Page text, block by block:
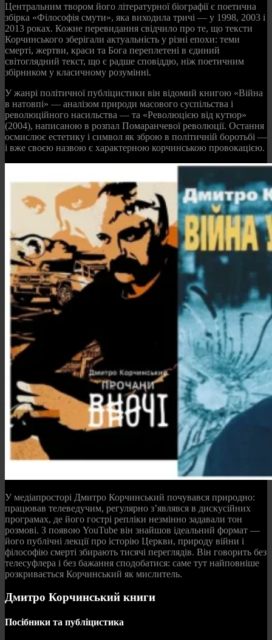
Центральним твором його літературної біографії є поетична
збірка «Філософія смути», яка виходила тричі — у 1998, 2003 і
2013 роках. Кожне перевидання свідчило про те, що тексти
Корчинського зберігали актуальність у різні епохи: теми
смерті, жертви, краси та Бога переплетені в єдиний
світоглядний текст, що є радше сповіддю, ніж поетичним
збірником у класичному розумінні.
У жанрі політичної публіцистики він відомий книгою «Війна
в натовпі» — аналізом природи масового суспільства і
революційного насильства — та «Революцією від кутюр»
(2004), написаною в розпал Помаранчевої революції. Остання
осмислює естетику і символ як зброю в політичній боротьбі —
і вже своєю назвою є характерною корчинською провокацією.
У медіапросторі Дмитро Корчинський почувався природно:
працював телеведучим, регулярно з’являвся в дискусійних
програмах, де його гострі репліки незмінно задавали тон
розмові. З появою YouTube він знайшов ідеальний формат —
його публічні лекції про історію Церкви, природу війни і
філософію смерті збирають тисячі переглядів. Він говорить без
телесуфлера і без бажання сподобатися: саме тут найповніше
розкривається Корчинський як мислитель.
Дмитро Корчинський книги
Посібники та публіцистика